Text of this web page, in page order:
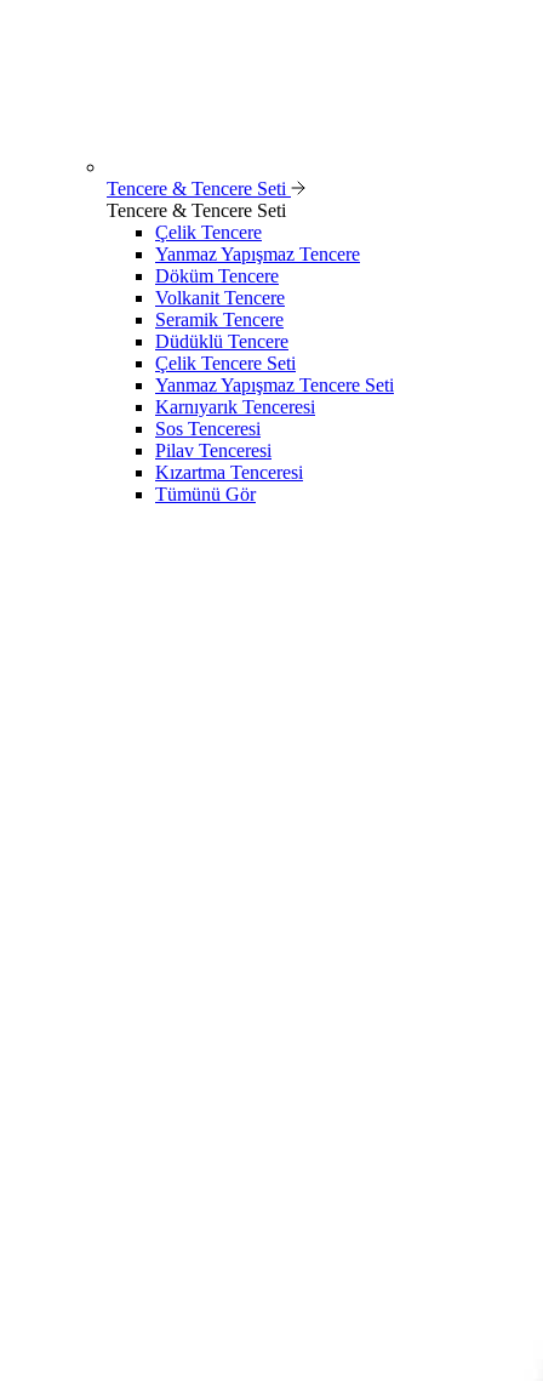
Tencere & Tencere Seti
Tencere & Tencere Seti
Çelik Tencere
Yanmaz Yapışmaz Tencere
Döküm Tencere
Volkanit Tencere
Seramik Tencere
Düdüklü Tencere
Çelik Tencere Seti
Yanmaz Yapışmaz Tencere Seti
Karnıyarık Tenceresi
Sos Tenceresi
Pilav Tenceresi
Kızartma Tenceresi
Tümünü Gör